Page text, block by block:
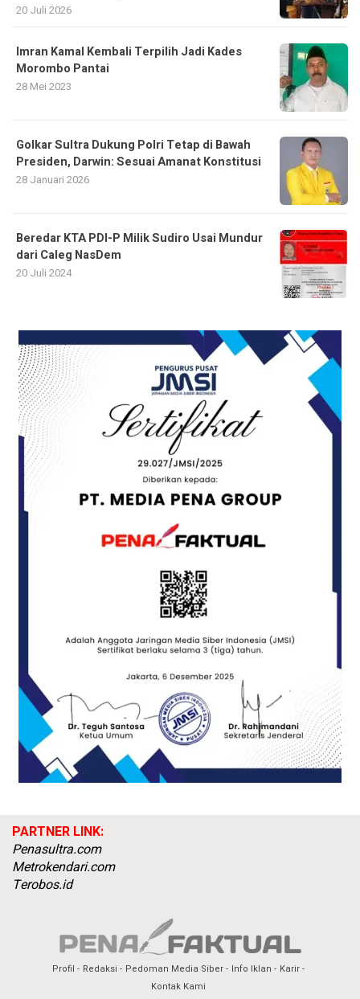
20 Juli 2026
Imran Kamal Kembali Terpilih Jadi Kades
Morombo Pantai
28 Mei 2023
Golkar Sultra Dukung Polri Tetap di Bawah
Presiden, Darwin: Sesuai Amanat Konstitusi
28 Januari 2026
Beredar KTA PDI-P Milik Sudiro Usai Mundur
dari Caleg NasDem
20 Juli 2024
PARTNER LINK:
Penasultra.com
Metrokendari.com
Terobos.id
Profil Redaksi Pedoman Media Siber Info Iklan
Karir
Kontak Kami